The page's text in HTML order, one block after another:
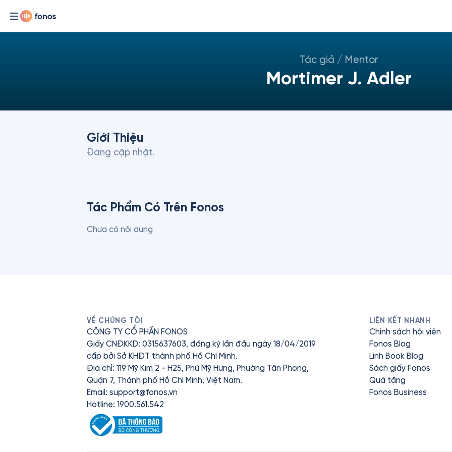
Tác giả / Mentor
Mortimer J. Adler
Giới Thiệu
Đang cập nhật.
Tác Phẩm Có Trên Fonos
Chưa có nội dung
VỀ CHÚNG TÔI
CÔNG TY CỔ PHẦN FONOS
Giấy CNĐKKD: 0315637603, đăng ký lần đầu ngày 18/04/2019
cấp bởi Sở KHĐT thành phố Hồ Chí Minh.
Địa chỉ: 119 Mỹ Kim 2 - H25, Phú Mỹ Hưng, Phường Tân Phong,
Quận 7, Thành phố Hồ Chí Minh, Việt Nam.
Email: support@fonos.vn
Hotline: 1900.561.542
LIÊN KẾT NHANH
Chính sách hội viên
Fonos Blog
Linh Book Blog
Sách giấy Fonos
Quà tặng
Fonos Business